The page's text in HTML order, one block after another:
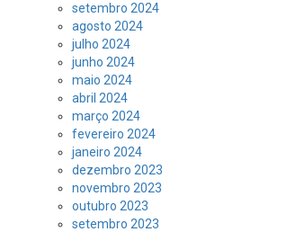
setembro 2024
agosto 2024
julho 2024
junho 2024
maio 2024
abril 2024
março 2024
fevereiro 2024
janeiro 2024
dezembro 2023
novembro 2023
outubro 2023
setembro 2023